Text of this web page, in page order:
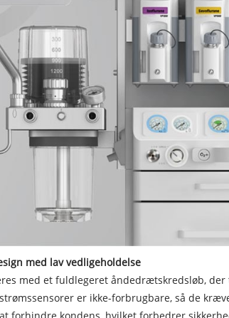
med lav vedligeholdelse
med et fuldlegeret åndedrætskredsløb,
er ikke-forbrugbare, så de